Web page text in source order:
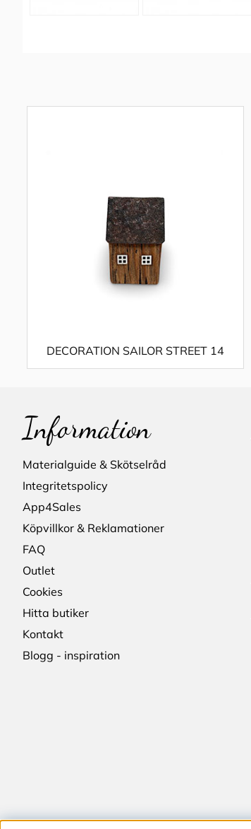
DECORATION SAILOR STREET 14
Information
Materialguide & Skötselråd
Integritetspolicy
App4Sales
Köpvillkor & Reklamationer
FAQ
Outlet
Cookies
Hitta butiker
Kontakt
Blogg - inspiration